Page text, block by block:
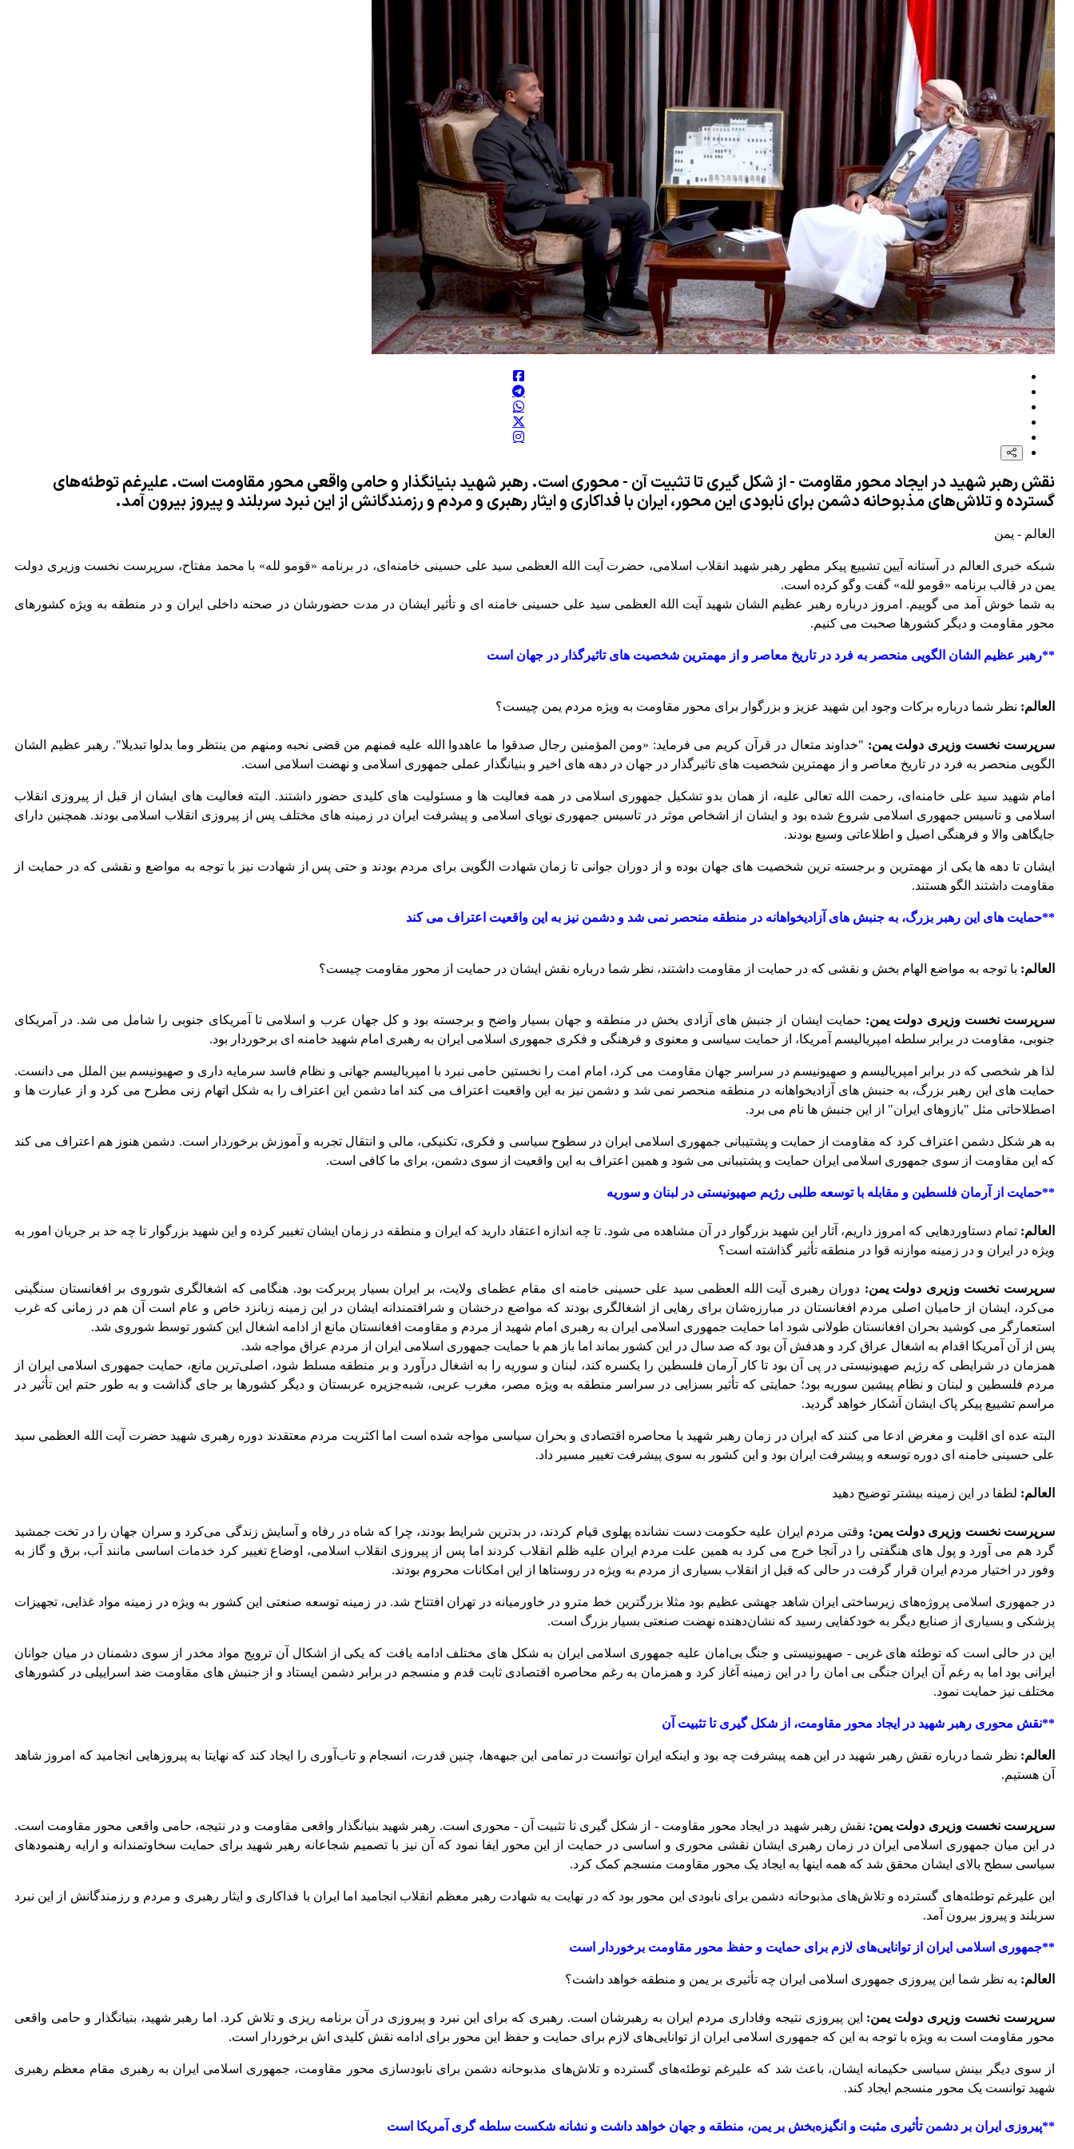
کشته و زخمی‌ شدن نظامیان صهیونیست در مجدل زون
ادعای آمریکا درباره لغو بخشی از تحریم‌های مرتبط با ایران
نقش رهبر شهید در ایجاد محور مقاومت - از شکل گیری تا تثبیت آن - محوری است. رهبر شهید بنیانگذار و حامی واقعی محور مقاومت است. علیرغم توطئه‌های
گسترده و تلاش‌های مذبوحانه دشمن برای نابودی این محور، ایران با فداکاری‌ و ایثار رهبری و مردم و رزمندگانش از این نبرد سربلند و پیروز بیرون آمد.
العالم - یمن
شبکه خبری العالم در آستانه آیین تشییع پیکر مطهر رهبر شهید انقلاب اسلامی، حضرت آیت الله العظمی سید علی حسینی خامنه‌ای، در برنامه «قومو لله» با محمد مفتاح، سرپرست نخست وزیری دولت
یمن در قالب برنامه «قومو لله» گفت وگو کرده است.
به شما خوش آمد می گوییم. امروز درباره رهبر عظیم الشان شهید آیت الله العظمی سید علی حسینی خامنه ای و تأثیر ایشان در مدت حضورشان در صحنه داخلی ایران و در منطقه به ویژه کشورهای
محور مقاومت و دیگر کشورها صحبت می کنیم.
**رهبر عظیم الشان الگویی منحصر به فرد در تاریخ معاصر و از مهمترین شخصیت های تاثیرگذار در جهان است
العالم: نظر شما درباره برکات وجود این شهید عزیز و بزرگوار برای محور مقاومت به ویژه مردم یمن چیست؟
سرپرست نخست وزیری دولت یمن: "خداوند متعال در قرآن کریم می فرماید: «ومن المؤمنين رجال صدقوا ما عاهدوا الله عليه فمنهم من قضى نحبه ومنهم من ينتظر وما بدلوا تبديلا". رهبر عظیم الشان
الگویی منحصر به فرد در تاریخ معاصر و از مهمترین شخصیت های تاثیرگذار در جهان در دهه های اخیر و بنیانگذار عملی جمهوری اسلامی و نهضت اسلامی است.
امام شهید سید علی خامنه‌ای، رحمت الله تعالی علیه، از همان بدو تشکیل جمهوری اسلامی در همه فعالیت ها و مسئولیت های کلیدی حضور داشتند. البته فعالیت های ایشان از قبل از پیروزی انقلاب
اسلامی و تاسیس جمهوری اسلامی شروع شده بود و ایشان از اشخاص موثر در تاسیس جمهوری نوپای اسلامی و پیشرفت ایران در زمینه های مختلف پس از پیروزی انقلاب اسلامی بودند. همچنین دارای
جایگاهی والا و فرهنگی اصیل و اطلاعاتی وسیع بودند.
ایشان تا دهه ها یکی از مهمترین و برجسته ترین شخصیت های جهان بوده و از دوران جوانی تا زمان شهادت الگویی برای مردم بودند و حتی پس از شهادت نیز با توجه به مواضع و نقشی که در حمایت از
مقاومت داشتند الگو هستند.
**حمایت های این رهبر بزرگ، به جنبش های آزادیخواهانه در منطقه منحصر نمی شد و دشمن نیز به این واقعیت اعتراف می کند
العالم: با توجه به مواضع الهام بخش و نقشی که در حمایت از مقاومت داشتند، نظر شما درباره نقش ایشان در حمایت از محور مقاومت چیست؟
سرپرست نخست وزیری دولت یمن: حمایت ایشان از جنبش های آزادی بخش در منطقه و جهان بسیار واضح و برجسته بود و کل جهان عرب و اسلامی تا آمریکای جنوبی را شامل می شد. در آمریکای
جنوبی، مقاومت در برابر سلطه امپریالیسم آمریکا، از حمایت سیاسی و معنوی و فرهنگی و فکری جمهوری اسلامی ایران به رهبری امام شهید خامنه ای برخوردار بود.
لذا هر شخصی که در برابر امپریالیسم و صهیونیسم در سراسر جهان مقاومت می کرد، امام امت را نخستین حامی نبرد با امپریالیسم جهانی و نظام فاسد سرمایه داری و صهیونیسم بین الملل می دانست.
حمایت های این رهبر بزرگ، به جنبش های آزادیخواهانه در منطقه منحصر نمی شد و دشمن نیز به این واقعیت اعتراف می کند اما دشمن این اعتراف را به شکل اتهام زنی مطرح می کرد و از عبارت ها و
اصطلاحاتی مثل "بازوهای ایران" از این جنبش ها نام می برد.
به هر شکل دشمن اعتراف کرد که مقاومت از حمایت و پشتیبانی جمهوری اسلامی ایران در سطوح سیاسی و فکری، تکنیکی، مالی و انتقال تجربه و آموزش برخوردار است. دشمن هنوز هم اعتراف می کند
که این مقاومت از سوی جمهوری اسلامی ایران حمایت و پشتیبانی می شود و همین اعتراف به این واقعیت از سوی دشمن، برای ما کافی است.
**حمایت از آرمان فلسطین و مقابله با توسعه طلبی رژیم صهیونیستی در لبنان و سوریه
العالم: تمام دستاوردهایی که امروز داریم، آثار این شهید بزرگوار در آن مشاهده می شود. تا چه اندازه اعتقاد دارید که ایران و منطقه در زمان ایشان تغییر کرده و این شهید بزرگوار تا چه حد بر جریان امور به
‌ویژه در ایران و در زمینه موازنه قوا در منطقه تأثیر گذاشته است؟
سرپرست نخست وزیری دولت یمن: دوران رهبری آیت الله العظمی سید علی حسینی خامنه ای مقام عظمای ولایت، بر ایران بسیار پربرکت بود. هنگامی که اشغالگری شوروی بر افغانستان سنگینی
می‌کرد، ایشان از حامیان اصلی مردم افغانستان در مبارزه‌شان برای رهایی از اشغالگری بودند که مواضع درخشان و شرافتمندانه ایشان در این زمینه زبانزد خاص و عام است آن هم در زمانی که غرب
استعمارگر می کوشید بحران افغانستان طولانی شود اما حمایت جمهوری اسلامی ایران به رهبری امام شهید از مردم و مقاومت افغانستان مانع از ادامه اشغال این کشور توسط شوروی شد.
پس از آن آمریکا اقدام به اشغال عراق کرد و هدفش آن بود که صد سال در این کشور بماند اما باز هم با حمایت جمهوری اسلامی ایران از مردم عراق مواجه شد.
همزمان در شرایطی که رژیم صهیونیستی در پی آن بود تا کار آرمان فلسطین را یکسره کند، لبنان و سوریه را به اشغال درآورد و بر منطقه مسلط شود، اصلی‌ترین مانع، حمایت جمهوری اسلامی ایران از
مردم فلسطین و لبنان و نظام پیشین سوریه بود؛ حمایتی که تأثیر بسزایی در سراسر منطقه به ویژه مصر، مغرب عربی، شبه‌جزیره عربستان و دیگر کشورها بر جای گذاشت و به طور حتم این تأثیر در
مراسم تشییع پیکر پاک ایشان آشکار خواهد گردید.
البته عده ای اقلیت و مغرض ادعا می کنند که ایران در زمان رهبر شهید با محاصره‌ اقتصادی و بحران سیاسی مواجه شده است اما اکثریت مردم معتقدند دوره رهبری شهید حضرت آیت الله العظمی سید
علی حسینی خامنه ای دوره توسعه و پیشرفت ایران بود و این کشور به سوی پیشرفت تغییر مسیر داد.
العالم: لطفا در این زمینه بیشتر توضیح دهید
سرپرست نخست وزیری دولت یمن: وقتی مردم ایران علیه حکومت دست نشانده پهلوی قیام کردند، در بدترین شرایط بودند، چرا که شاه در رفاه و آسایش زندگی می‌کرد و سران جهان را در تخت جمشید
گرد هم می آورد و پول های هنگفتی را در آنجا خرج می کرد به همین علت مردم ایران علیه ظلم انقلاب کردند اما پس از پیروزی انقلاب اسلامی، اوضاع تغییر کرد خدمات اساسی مانند آب، برق و گاز به
وفور در اختیار مردم ایران قرار گرفت در حالی که قبل از انقلاب بسیاری از مردم به ویژه در روستاها از این امکانات محروم بودند.
در جمهوری اسلامی پروژه‌های زیرساختی ایران شاهد جهشی عظیم بود مثلا بزرگترین خط مترو در خاورمیانه در تهران افتتاح شد. در زمینه توسعه صنعتی این کشور به ویژه در زمینه مواد غذایی، تجهیزات
پزشکی و بسیاری از صنایع دیگر به خودکفایی رسید که نشان‌دهنده نهضت صنعتی بسیار بزرگ است.
این در حالی است که توطئه های غربی - صهیونیستی و جنگ بی‌امان علیه جمهوری اسلامی ایران به شکل های مختلف ادامه یافت که یکی از اشکال آن ترویج مواد مخدر از سوی دشمنان در میان جوانان
ایرانی بود اما به رغم آن ایران جنگی بی امان را در این زمینه آغاز کرد و همزمان به رغم محاصره اقتصادی ثابت قدم و منسجم در برابر دشمن ایستاد و از جنبش های مقاومت ضد اسراییلی در کشورهای
مختلف نیز حمایت نمود.
**نقش محوری رهبر شهید در ایجاد محور مقاومت، از شکل گیری تا تثبیت آن
العالم: نظر شما درباره نقش رهبر شهید در این همه پیشرفت چه بود و اینکه ایران توانست در تمامی این جبهه‌ها، چنین قدرت، انسجام و تاب‌آوری‌ را ایجاد کند که نهایتا به پیروزهایی انجامید که امروز شاهد
آن هستیم.
سرپرست نخست وزیری دولت یمن: نقش رهبر شهید در ایجاد محور مقاومت - از شکل گیری تا تثبیت آن - محوری است. رهبر شهید بنیانگذار واقعی مقاومت و در نتیجه، حامی واقعی محور مقاومت است.
در این میان جمهوری اسلامی ایران در زمان رهبری ایشان نقشی محوری و اساسی در حمایت از این محور ایفا نمود که آن نیز با تصمیم شجاعانه رهبر شهید برای حمایت سخاوتمندانه و ارایه رهنمودهای
سیاسی سطح بالای ایشان محقق شد که همه اینها به ایجاد یک محور مقاومت منسجم کمک کرد.
این علیرغم توطئه‌های گسترده و تلاش‌های مذبوحانه دشمن برای نابودی این محور بود که در نهایت به شهادت رهبر معظم انقلاب انجامید اما ایران با فداکاری‌ و ایثار رهبری و مردم و رزمندگانش از این نبرد
سربلند و پیروز بیرون آمد.
**جمهوری اسلامی ایران از توانایی‌های لازم برای حمایت و حفظ محور مقاومت برخوردار است
العالم: به نظر شما این پیروزی جمهوری اسلامی ایران چه تأثیری بر یمن و منطقه خواهد داشت؟
سرپرست نخست وزیری دولت یمن: این پیروزی نتیجه وفاداری مردم ایران به رهبرشان است. رهبری که برای این نبرد و پیروزی در آن برنامه ریزی و تلاش کرد. اما رهبر شهید، بنیانگذار و حامی واقعی
محور مقاومت است به ویژه با توجه به این که جمهوری اسلامی ایران از توانایی‌های لازم برای حمایت و حفظ این محور برای ادامه نقش کلیدی اش برخوردار است.
از سوی دیگر بینش سیاسی حکیمانه ایشان، باعث شد که علیرغم توطئه‌های گسترده و تلاش‌های مذبوحانه دشمن برای نابودسازی محور مقاومت، جمهوری اسلامی ایران به رهبری مقام معظم رهبری
شهید توانست یک محور منسجم ایجاد کند.
**پیروزی ایران بر دشمن تأثیری مثبت و انگیزه‌بخش بر یمن، منطقه و جهان خواهد داشت و نشانه شکست سلطه گری آمریکا است